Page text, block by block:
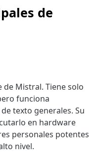
de
de Mistral. Tiene solo
funciona
texto generales. Su
en hardware
personales potentes
nivel.